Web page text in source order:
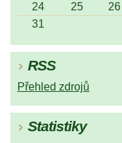
24
25 26
31
RSS
Přehled zdrojů
Statistiky